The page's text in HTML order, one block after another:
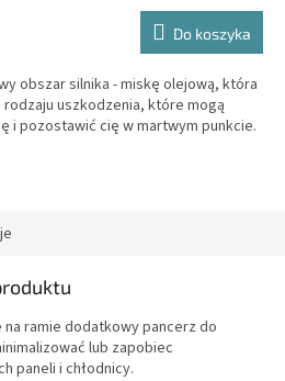
Do koszyka
obszar silnika - miskę olejową, która
uszkodzenia, które mogą
i pozostawić cię w martwym punkcie.
na ramie dodatkowy pancerz do
lub zapobiec
paneli i chłodnicy.